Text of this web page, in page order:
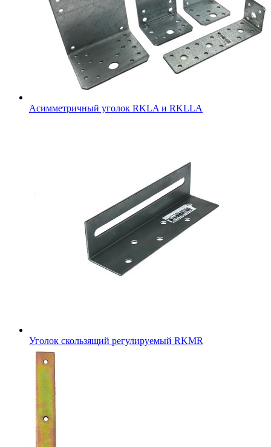
Асимметричный уголок RKLA и RKLLA
Уголок скользящий регулируемый RKMR